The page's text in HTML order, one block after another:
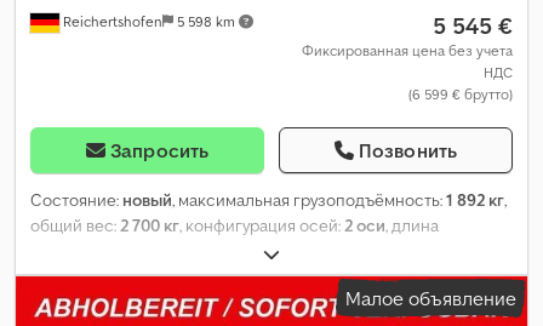
Reichertshofen 5 598 km 5 545 €
Фиксированная цена без учета
НДС
(6 599 € брутто)
Запросить Позвонить
Состояние: новый, максимальная грузоподъёмность:1 892 кг,
общий вес:2 700 кг, конфигурация осей:2 оси, длина
, ширина пространства для
загрузки:1 800 мм, высота грузового отсека:300 мм,
Малое объявление